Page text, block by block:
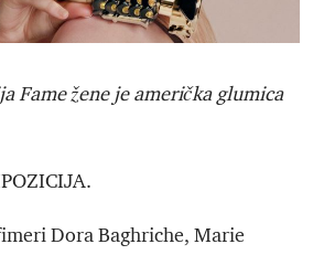
Fame žene je američka glumica
Dora Baghriche, Marie